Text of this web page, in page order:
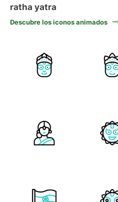
ratha yatra
Descubre los iconos animados